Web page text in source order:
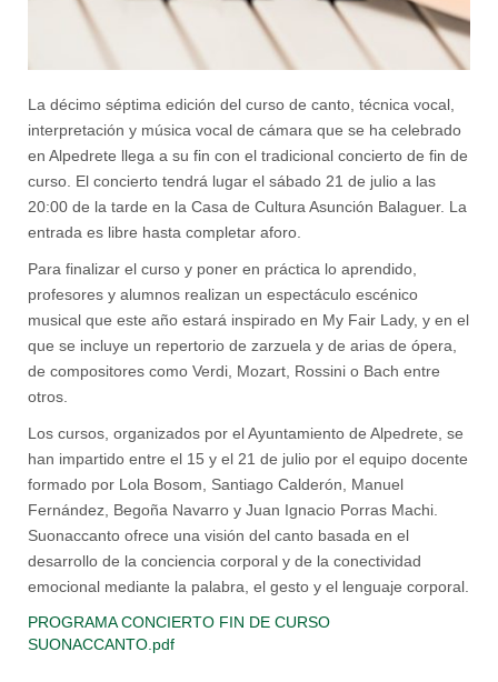
La décimo séptima edición del curso de canto, técnica vocal,
interpretación y música vocal de cámara que se ha celebrado
en Alpedrete llega a su fin con el tradicional concierto de fin de
curso. El concierto tendrá lugar el sábado 21 de julio a las
20:00 de la tarde en la Casa de Cultura Asunción Balaguer. La
entrada es libre hasta completar aforo.
Para finalizar el curso y poner en práctica lo aprendido,
profesores y alumnos realizan un espectáculo escénico
musical que este año estará inspirado en My Fair Lady, y en el
que se incluye un repertorio de zarzuela y de arias de ópera,
de compositores como Verdi, Mozart, Rossini o Bach entre
otros.
Los cursos, organizados por el Ayuntamiento de Alpedrete, se
han impartido entre el 15 y el 21 de julio por el equipo docente
formado por Lola Bosom, Santiago Calderón, Manuel
Fernández, Begoña Navarro y Juan Ignacio Porras Machi.
Suonaccanto ofrece una visión del canto basada en el
desarrollo de la conciencia corporal y de la conectividad
emocional mediante la palabra, el gesto y el lenguaje corporal.
PROGRAMA CONCIERTO FIN DE CURSO
SUONACCANTO.pdf